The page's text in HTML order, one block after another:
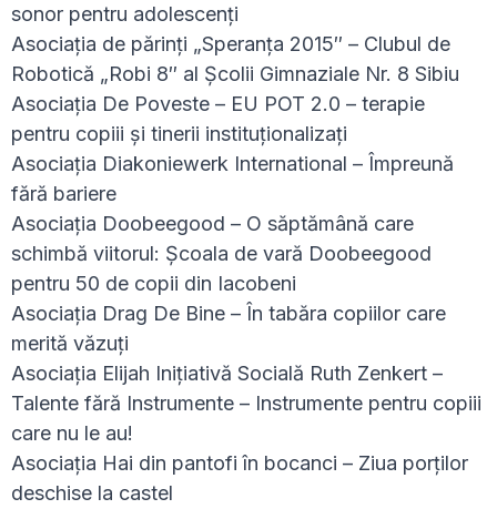
sonor pentru adolescenți
Asociația de părinți „Speranța 2015″ – Clubul de
Robotică „Robi 8″ al Școlii Gimnaziale Nr. 8 Sibiu
Asociația De Poveste – EU POT 2.0 – terapie
pentru copiii și tinerii instituționalizați
Asociația Diakoniewerk International – Împreună
fără bariere
Asociația Doobeegood – O săptămână care
schimbă viitorul: Școala de vară Doobeegood
pentru 50 de copii din Iacobeni
Asociația Drag De Bine – În tabăra copiilor care
merită văzuți
Asociația Elijah Inițiativă Socială Ruth Zenkert –
Talente fără Instrumente – Instrumente pentru copiii
care nu le au!
Asociația Hai din pantofi în bocanci – Ziua porților
deschise la castel